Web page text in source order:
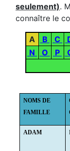
seulement).
connaître le
A B C
N
O P
NOMS DE
FAMILLE
ADAM